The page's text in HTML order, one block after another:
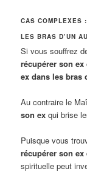
CAS COMPLEXES
LES BRAS D’UN
Si vous souffrez
récupérer son ex
ex dans les bras
Au contraire le
son ex qui brise
Puisque vous
récupérer son
spirituelle peut